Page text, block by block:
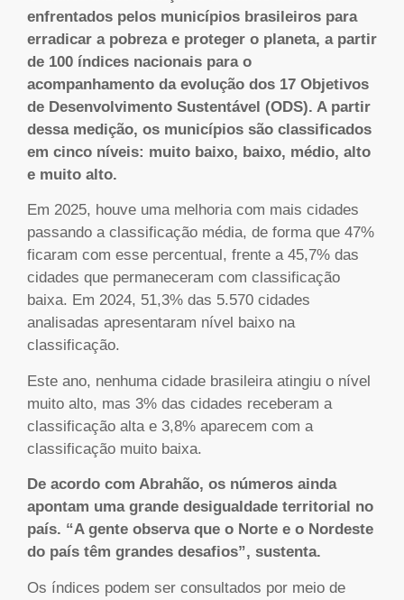
enfrentados pelos municípios brasileiros para
erradicar a pobreza e proteger o planeta, a partir
de 100 índices nacionais para o
acompanhamento da evolução dos 17 Objetivos
de Desenvolvimento Sustentável (ODS). A partir
dessa medição, os municípios são classificados
em cinco níveis: muito baixo, baixo, médio, alto
e muito alto.
Em 2025, houve uma melhoria com mais cidades
passando a classificação média, de forma que 47%
ficaram com esse percentual, frente a 45,7% das
cidades que permaneceram com classificação
baixa. Em 2024, 51,3% das 5.570 cidades
analisadas apresentaram nível baixo na
classificação.
Este ano, nenhuma cidade brasileira atingiu o nível
muito alto, mas 3% das cidades receberam a
classificação alta e 3,8% aparecem com a
classificação muito baixa.
De acordo com Abrahão, os números ainda
apontam uma grande desigualdade territorial no
país. “A gente observa que o Norte e o Nordeste
do país têm grandes desafios”, sustenta.
Os índices podem ser consultados por meio de